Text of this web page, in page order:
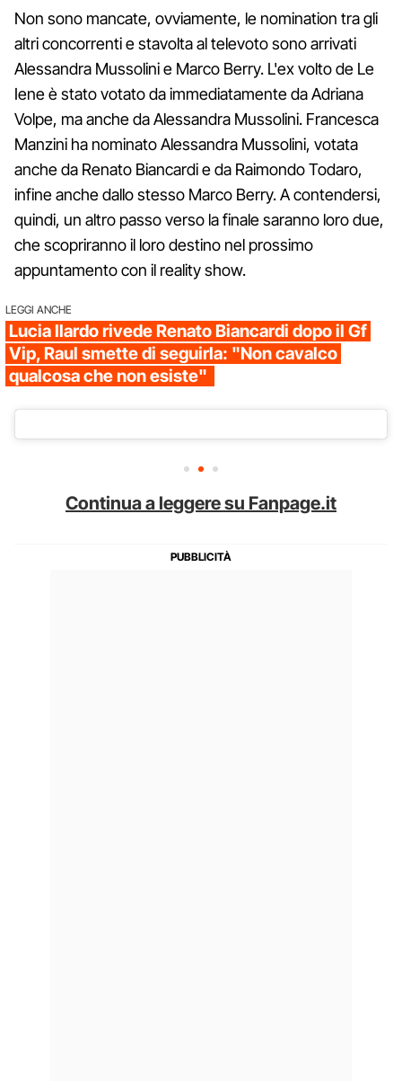
Non sono mancate, ovviamente, le nomination tra gli
altri concorrenti e stavolta al televoto sono arrivati
Alessandra Mussolini e Marco Berry. L'ex volto de Le
Iene è stato votato da immediatamente da Adriana
Volpe, ma anche da Alessandra Mussolini. Francesca
Manzini ha nominato Alessandra Mussolini, votata
anche da Renato Biancardi e da Raimondo Todaro,
infine anche dallo stesso Marco Berry. A contendersi,
quindi, un altro passo verso la finale saranno loro due,
che scopriranno il loro destino nel prossimo
appuntamento con il reality show.
LEGGI ANCHE
Lucia Ilardo rivede Renato Biancardi dopo il Gf
Vip, Raul smette di seguirla: "Non cavalco
qualcosa che non esiste"
Continua a leggere su Fanpage.it